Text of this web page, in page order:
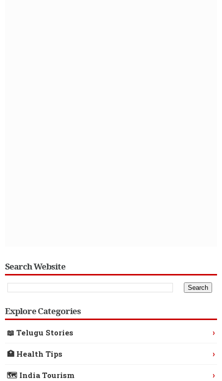
Search Website
Explore Categories
📖 Telugu Stories ›
🏥 Health Tips ›
🗺️ India Tourism ›